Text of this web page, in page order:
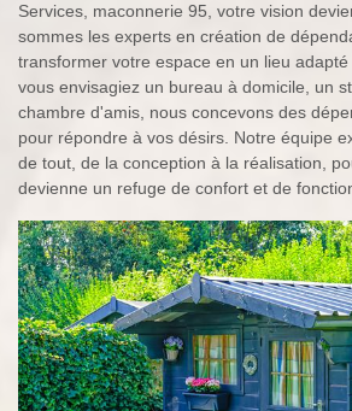
Services, maconnerie 95, votre vision
sommes les experts en création de
transformer votre espace en un lieu
vous envisagiez un bureau à domicile, un
chambre d'amis, nous concevons des
pour répondre à vos désirs. Notre équipe
de tout, de la conception à la réalisation,
devienne un refuge de confort et de